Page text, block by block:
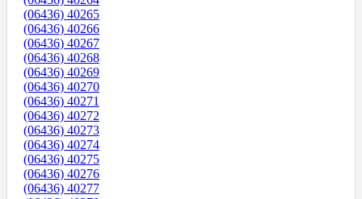
(06436) 40265
(06436) 40266
(06436) 40267
(06436) 40268
(06436) 40269
(06436) 40270
(06436) 40271
(06436) 40272
(06436) 40273
(06436) 40274
(06436) 40275
(06436) 40276
(06436) 40277